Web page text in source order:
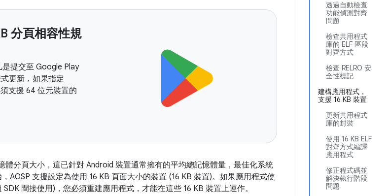
透過自動檢查
功能偵測對齊
問題
檢查共用程式
庫的 ELF 區段
對齊方式
檢查 RELRO 安
全性標記
建構應用程式，
支援 16 KB 裝置
更新共用程式
庫的封裝
使用 16 KB ELF
對齊方式編譯
應用程式
修正程式碼並
解決執行階段
問題
分頁相容性規
是提交至 Google Play
更新，如果指定
支援 64 位元裝置的
體分頁大小，這已針對 Android 裝置通常擁有的平均總記憶體量，最佳化系統
AOSP 支援設定為使用 16 KB 頁面大小的裝置 (16 KB 裝置)。如果應用程式使
間接使用)，您必須重建應用程式，才能在這些 16 KB 裝置上運作。